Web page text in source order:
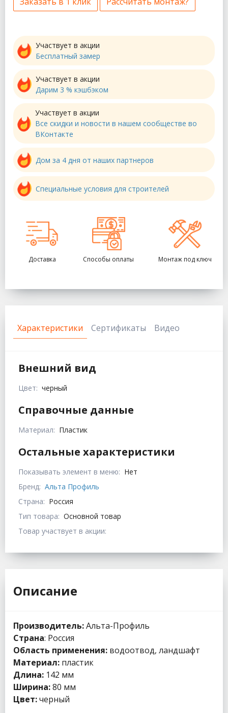
Участвует в акции
Бесплатный замер
Участвует в акции
Дарим 3 % кэшбэком
Участвует в акции
Все скидки и новости в нашем сообществе во
ВКонтакте
Дом за 4 дня от наших партнеров
Специальные условия для строителей
Доставка Способы оплаты Монтаж под ключ
Характеристики Сертификаты Видео
Внешний вид
Цвет: черный
Справочные данные
Материал: Пластик
Остальные характеристики
Показывать элемент в меню: Нет
Бренд: Альта Профиль
Страна: Россия
Тип товара: Основной товар
Товар участвует в акции:
Описание
Производитель:Альта-Профиль
Страна: Россия
Область применения: водоотвод, ландшафт
Материал: пластик
Длина: 142 мм
Ширина:80 мм
Цвет:черный